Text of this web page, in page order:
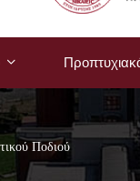
Ποδιού